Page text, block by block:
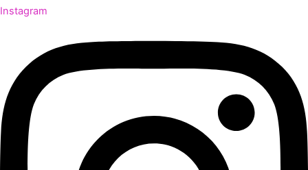
Instagram